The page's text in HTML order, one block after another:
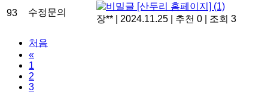
93 수정문의
[산두리 홈페이지] (1)
장**
2024.11.25 추천 0 조회 3
처음
«
1
2
3